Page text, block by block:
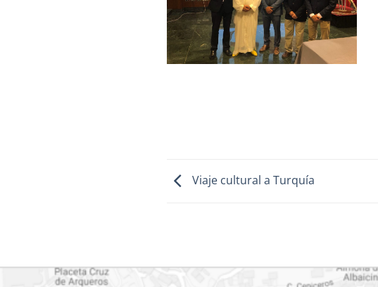
Viaje cultural a Turquía